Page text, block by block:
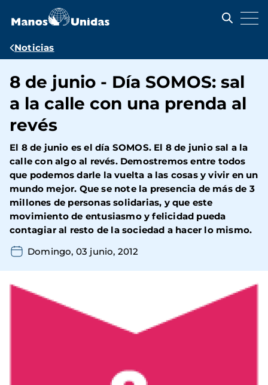
contenido
Ruta
navegación
Noticias
8 de junio - Día SOMOS: sal
a la calle con una prenda al
revés
El 8 de junio es el día SOMOS. El 8 de junio sal a la
calle con algo al revés. Demostremos entre todos
que podemos darle la vuelta a las cosas y vivir en un
mundo mejor. Que se note la presencia de más de 3
millones de personas solidarias, y que este
movimiento de entusiasmo y felicidad pueda
contagiar al resto de la sociedad a hacer lo mismo.
Domingo, 03 junio, 2012